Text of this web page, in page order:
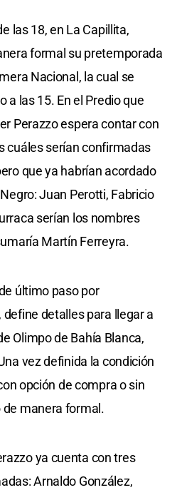
las 18, en La Capillita,
formal su pretemporada
Nacional, la cual se
a las 15. En el Predio que
Perazzo espera contar con
cuáles serían confirmadas
que ya habrían acordado
Juan Perotti, Fabricio
serían los nombres
Martín Ferreyra.
último paso por
detalles para llegar a
Olimpo de Bahía Blanca,
vez definida la condición
opción de compra o sin
manera formal.
ya cuenta con tres
Arnaldo González,